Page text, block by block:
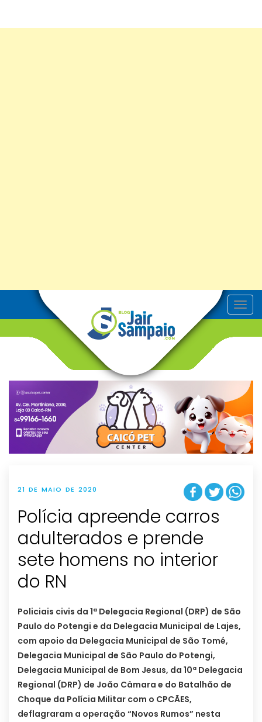
T
o
v
g
t
i
o
n
21 DE MAIO DE 2020
Polícia apreende carros
adulterados e prende
sete homens no interior
do RN
Policiais civis da 1ª Delegacia Regional (DRP) de São
Paulo do Potengi e da Delegacia Municipal de Lajes,
com apoio da Delegacia Municipal de São Tomé,
Delegacia Municipal de São Paulo do Potengi,
Delegacia Municipal de Bom Jesus, da 10ª Delegacia
Regional (DRP) de João Câmara e do Batalhão de
Choque da Polícia Militar com o CPCÃES,
deflagraram a operação “Novos Rumos” nesta